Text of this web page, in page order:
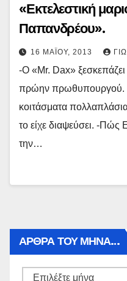
«Εκτελεστική
Παπανδρέου».
16 ΜΑΪ́ΟΥ, 2013
-Ο «Mr. Dax»
πρώην πρωθυπουργού. -
κοιτάσματα
το είχε διαψεύσει. -
την…
ΑΡΘΡΑ ΤΟΥ ΜΉΝΑ…
Αρθρα